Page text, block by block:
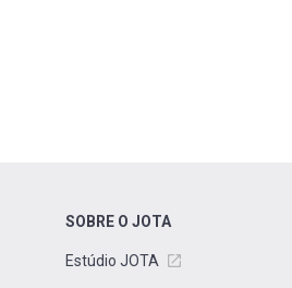
SOBRE O JOTA
Estúdio JOTA